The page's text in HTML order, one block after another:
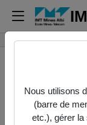
Accueil Vidéos
23
Nous utilisons
(barre de
etc.), gérer la